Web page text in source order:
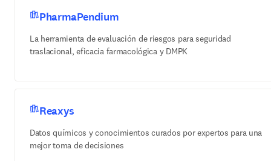
PharmaPendium
La herramienta de evaluación de riesgos para seguridad
traslacional, eficacia farmacológica y DMPK
Reaxys
Datos químicos y conocimientos curados por expertos para una
mejor toma de decisiones